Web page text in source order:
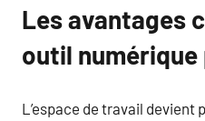
Les avantages
outil
L’espace de travail devient